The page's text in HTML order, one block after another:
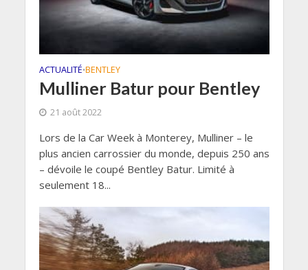
ACTUALITÉ•BENTLEY
Mulliner Batur pour Bentley
21 août 2022
Lors de la Car Week à Monterey, Mulliner – le
plus ancien carrossier du monde, depuis 250 ans
– dévoile le coupé Bentley Batur. Limité à
seulement 18...